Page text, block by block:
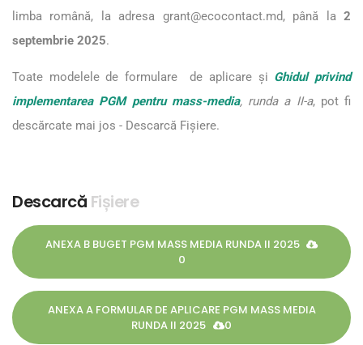
limba română, la adresa grant@ecocontact.md, până la2
septembrie 2025.
Toate modelele de formulare de aplicare și Ghidul privind
implementarea PGM pentru mass-media, runda a II-a, pot fi
descărcate mai jos - Descarcă Fișiere.
Descarcă Fișiere
ANEXA B BUGET PGM MASS MEDIA RUNDA II 2025
0
ANEXA A FORMULAR DE APLICARE PGM MASS MEDIA
RUNDA II 2025
0